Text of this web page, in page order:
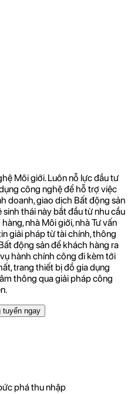
Môi giới. Luôn nỗ lực đầu tư
công nghệ để hỗ trợ việc
doanh, giao dịch Bất động sản
thái này bắt đầu từ nhu cầu
nhà Môi giới, nhà Tư vấn
giải pháp từ tài chính, thông
động sản để khách hàng ra
hành chính công đi kèm tới
trang thiết bị đồ gia dụng
thông qua giải pháp công
tuyển ngay
phá thu nhập